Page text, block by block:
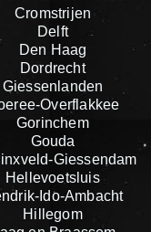
Cromstrijen
Delft
Den Haag
Dordrecht
Giessenlanden
Overflakkee
Gorinchem
Gouda
Giessendam
Hellevoetsluis
Ido-Ambacht
Hillegom